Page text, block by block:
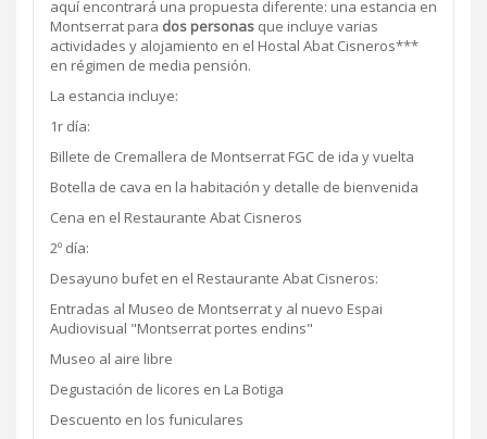
aquí encontrará una propuesta diferente: una estancia en
Montserrat para dos personas que incluye varias
actividades y alojamiento en el Hostal Abat Cisneros***
en régimen de media pensión.
La estancia incluye:
1r día:
Billete de Cremallera de Montserrat FGC de ida y vuelta
Botella de cava en la habitación y detalle de bienvenida
Cena en el Restaurante Abat Cisneros
2º día:
Desayuno bufet en el Restaurante Abat Cisneros:
Entradas al Museo de Montserrat y al nuevo Espai
Audiovisual "Montserrat portes endins"
Museo al aire libre
Degustación de licores en La Botiga
Descuento en los funiculares